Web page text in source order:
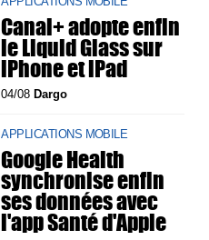
Canal+ adopte enfin
le Liquid Glass sur
iPhone et iPad
04/08 Dargo
APPLICATIONS MOBILE
Google Health
synchronise enfin
ses données avec
l'app Santé d'Apple